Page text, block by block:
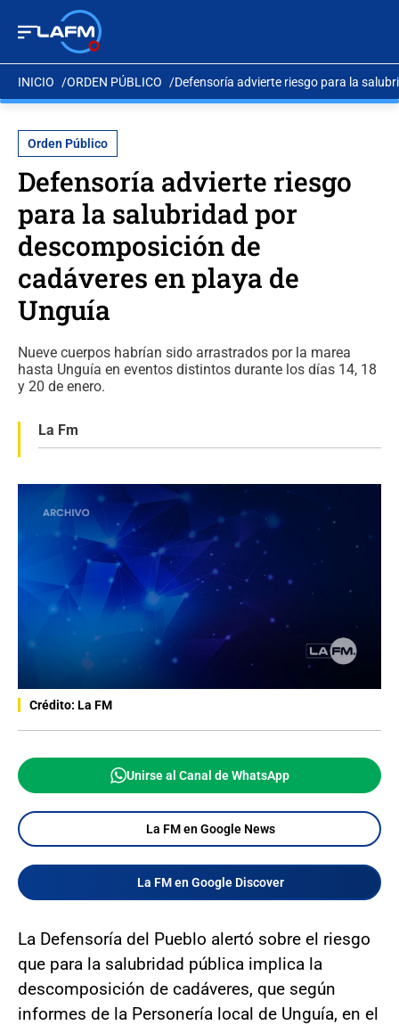
INICIO ORDEN PÚBLICO Defensoría advierte riesgo para la
Orden Público
Defensoría advierte riesgo
para la salubridad por
descomposición de
cadáveres en playa de
Unguía
Nueve cuerpos habrían sido arrastrados por la marea
hasta Unguía en eventos distintos durante los días 14, 18
y 20 de enero.
La Fm
Crédito: La FM
Unirse al Canal de WhatsApp
La FM en Google News
La FM en Google Discover
La Defensoría del Pueblo alertó sobre el riesgo
que para la salubridad pública implica la
descomposición de cadáveres, que según
informes de la Personería local de Unguía, en el